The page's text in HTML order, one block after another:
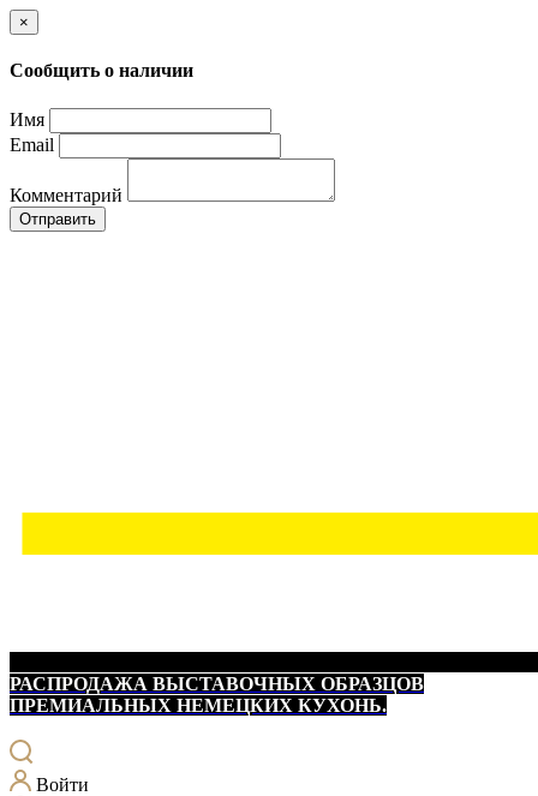
×
Сообщить о наличии
Имя
Email
Комментарий
Отправить
РАСПРОДАЖА ВЫСТАВОЧНЫХ ОБРАЗЦОВ
ПРЕМИАЛЬНЫХ НЕМЕЦКИХ КУХОНЬ.
Войти